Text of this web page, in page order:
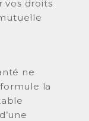
vos droits
ne
la